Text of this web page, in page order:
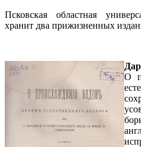
Псковская областная
хранит два прижизненных
О